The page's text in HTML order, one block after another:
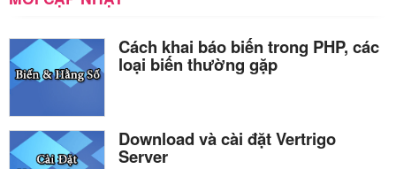
Cách khai báo biến trong PHP, các
loại biến thường gặp
Download và cài đặt Vertrigo
Server